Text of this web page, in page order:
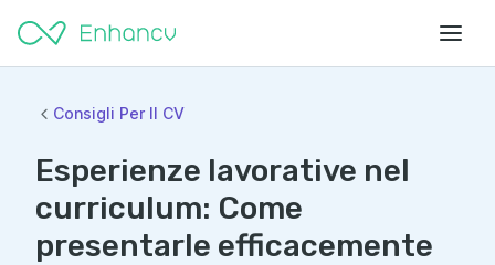
Consigli Per Il CV
Esperienze lavorative nel
curriculum: Come
presentarle efficacemente